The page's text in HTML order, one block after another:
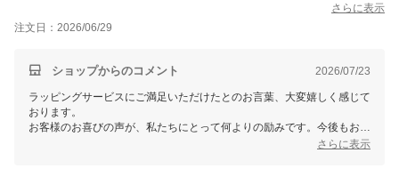
さらに表示
注文日：2026/06/29
ショップからのコメント 2026/07/23
ラッピングサービスにご満足いただけたとのお言葉、大変嬉しく感じて
おります。
お客様のお喜びの声が、私たちにとって何よりの励みです。今後もお客
様のご期待に添えるサービスを提供できるよう努めて参ります。また何
さらに表示